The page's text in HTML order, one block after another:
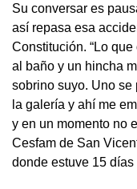
Su conversar es
así repasa esa
Constitución. “Lo
al baño y un hincha
sobrino suyo. Uno se
la galería y ahí me
y en un momento no
Cesfam de San
donde estuve 15 días